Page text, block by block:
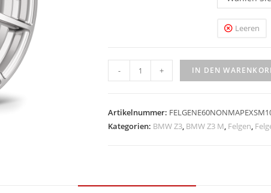
Leeren
SM-
18''
Menge
- + IN DEN
Artikelnummer:
Kategorien: BMW Z3, BMW Z3 M, Felgen,